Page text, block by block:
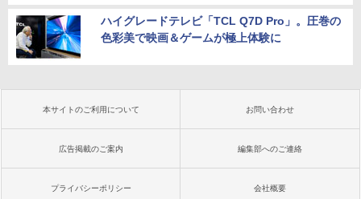
ハイグレードテレビ「TCL Q7D Pro」。圧巻の
色彩美で映画＆ゲームが極上体験に
本サイトのご利用について お問い合わせ
広告掲載のご案内 編集部へのご連絡
プライバシーポリシー 会社概要